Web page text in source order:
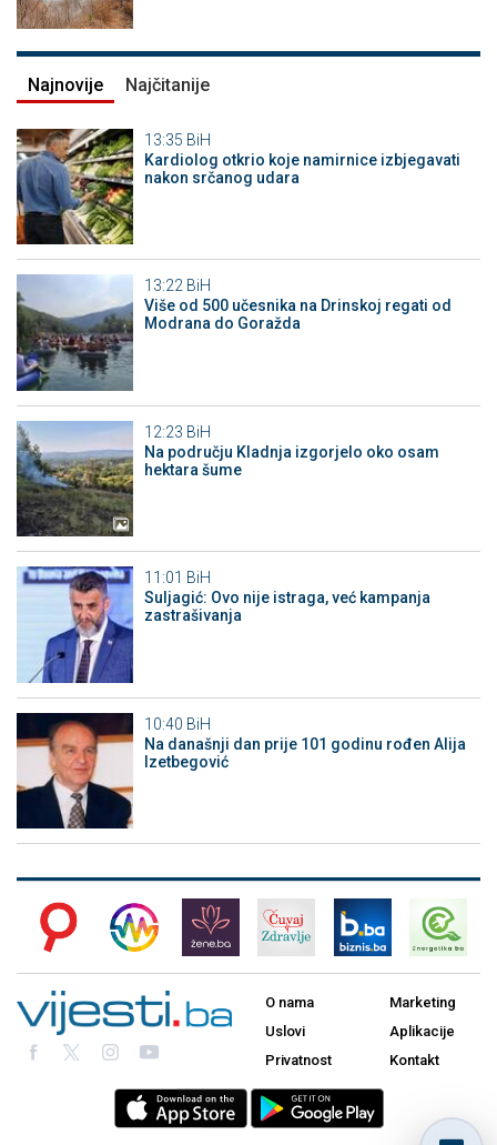
Najnovije Najčitanije
13:35 BiH
Kardiolog otkrio koje namirnice izbjegavati
nakon srčanog udara
13:22 BiH
Više od 500 učesnika na Drinskoj regati od
Modrana do Goražda
12:23 BiH
Na području Kladnja izgorjelo oko osam
hektara šume
11:01 BiH
Suljagić: Ovo nije istraga, već kampanja
zastrašivanja
10:40 BiH
Na današnji dan prije 101 godinu rođen Alija
Izetbegović
O nama
Uslovi
Privatnost
Marketing
Aplikacije
Kontakt